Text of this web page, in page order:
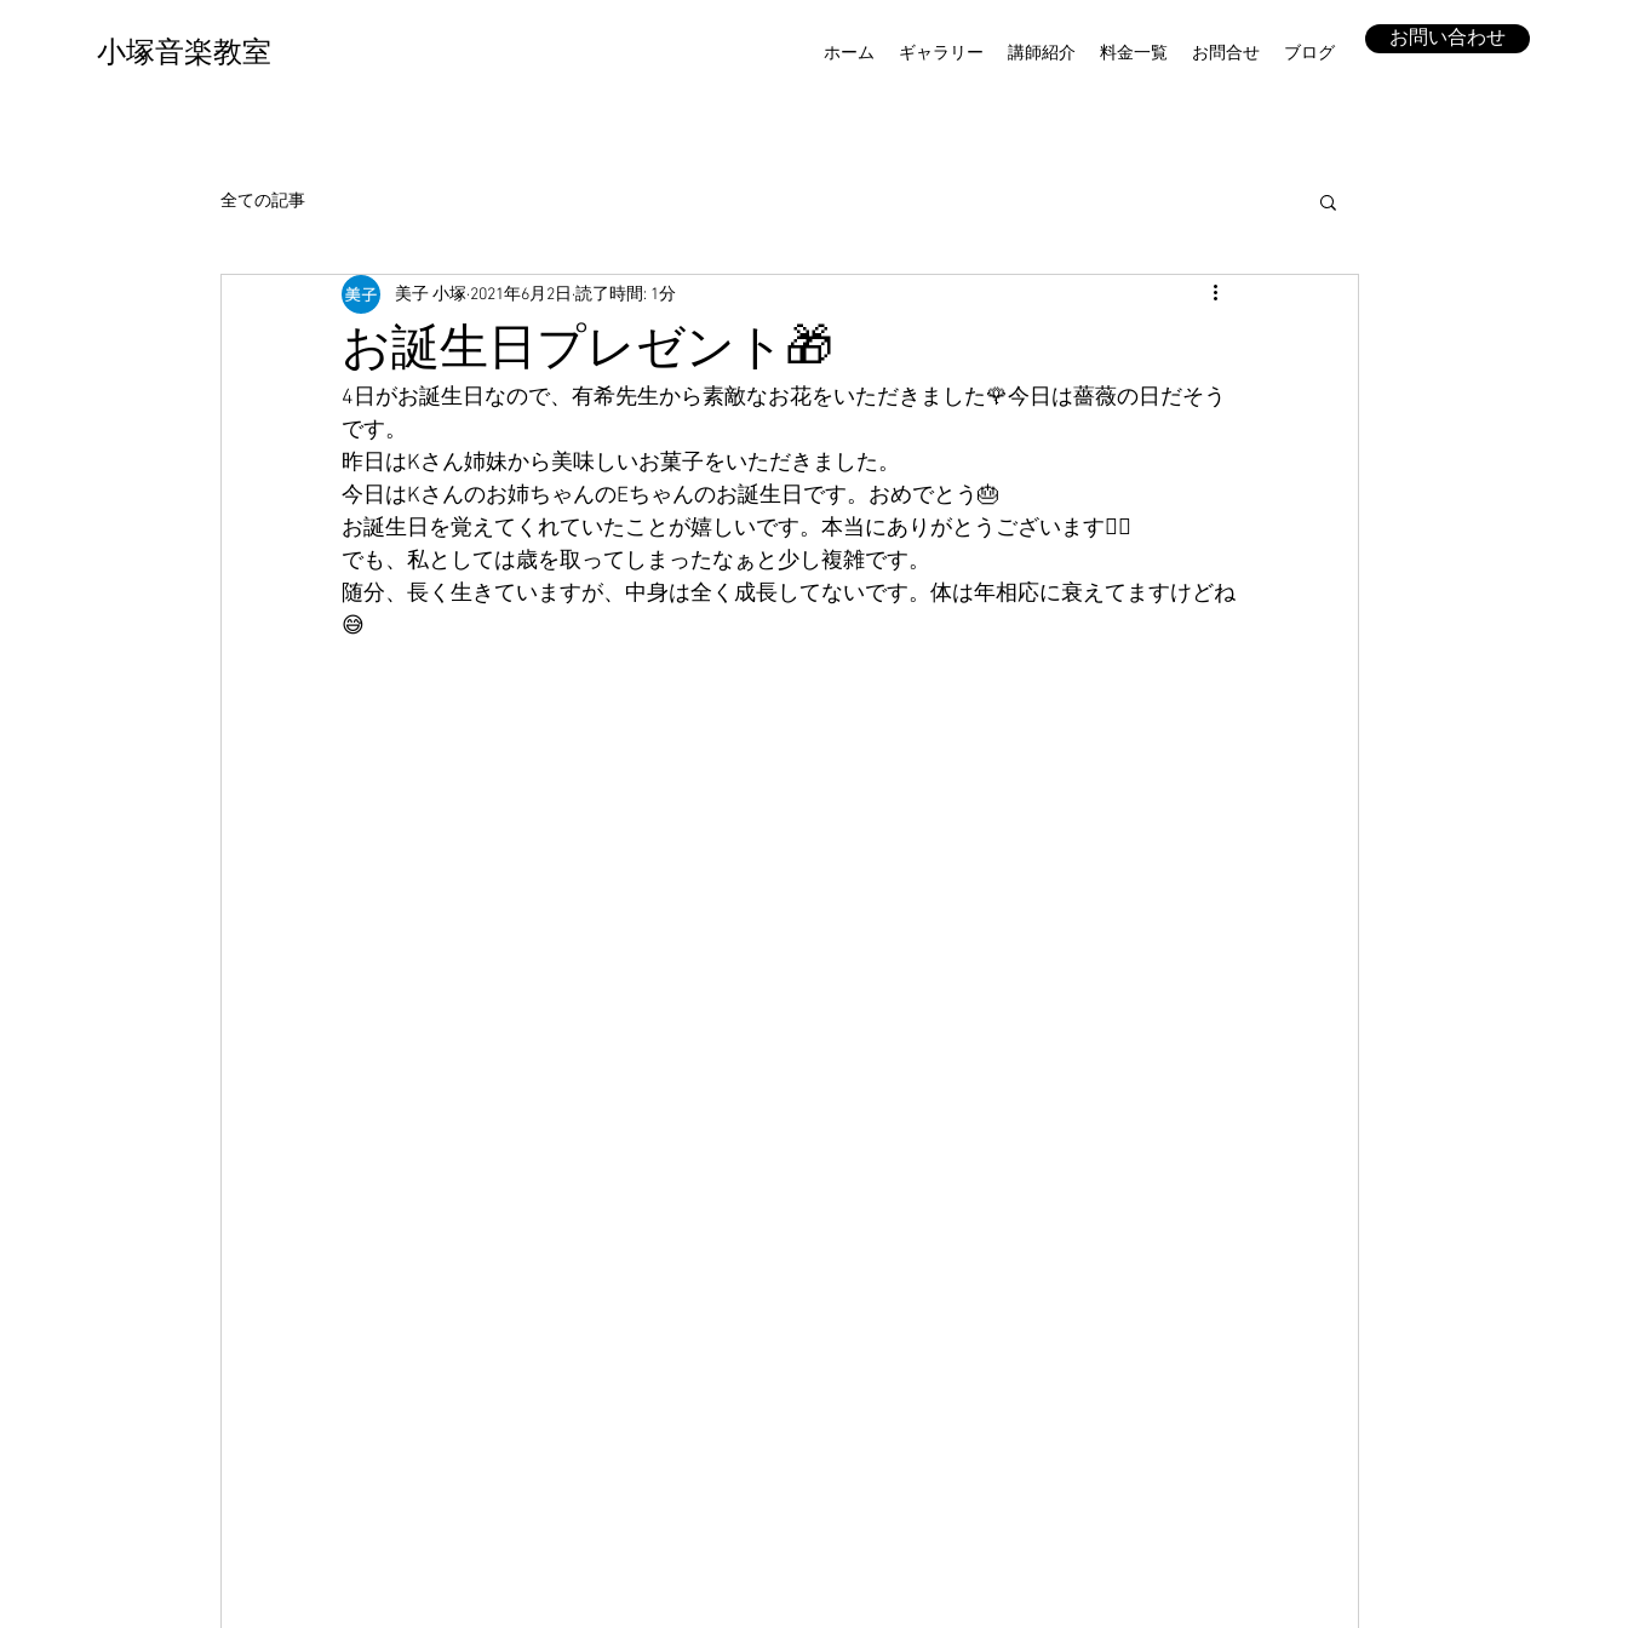
小塚音楽教室 ホーム ギャラリー 講師紹介 料金一覧 お問合せ ブログ
お問い合わせ
全ての記事
お誕生日プレゼント🎁
美子 小塚 2021年6月2日 読了時間: 1分
4日がお誕生日なので、有希先生から素敵なお花をいただきました🌹今日は薔薇の日だそう
です。
昨日はKさん姉妹から美味しいお菓子をいただきました。
今日はKさんのお姉ちゃんのEちゃんのお誕生日です。おめでとう🎂
お誕生日を覚えてくれていたことが嬉しいです。本当にありがとうございます🙇‍♀️
でも、私としては歳を取ってしまったなぁと少し複雑です。
随分、長く生きていますが、中身は全く成長してないです。体は年相応に衰えてますけどね
😅